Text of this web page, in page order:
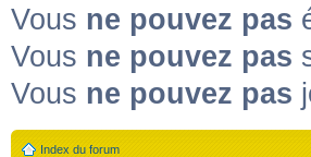
Vous ne pouvez pas
Vous ne pouvez pas
Vous ne pouvez pas
Index du forum